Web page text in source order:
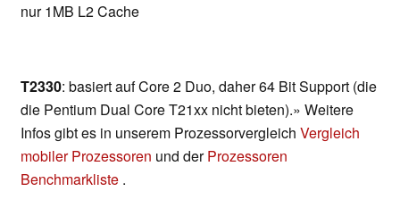
nur 1MB L2 Cache
T2330: basiert auf Core 2 Duo, daher 64 Bit Support (die
die Pentium Dual Core T21xx nicht bieten).» Weitere
Infos gibt es in unserem Prozessorvergleich Vergleich
mobiler Prozessoren und derProzessoren
Benchmarkliste .